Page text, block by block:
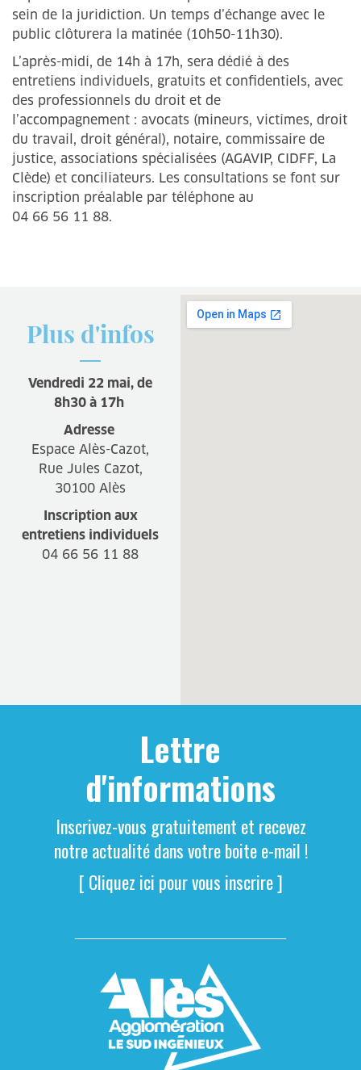
sein de la juridiction. Un temps d’échange avec le
public clôturera la matinée (10h50-11h30).
L’après-midi, de 14h à 17h, sera dédié à des
entretiens individuels, gratuits et confidentiels, avec
des professionnels du droit et de
l’accompagnement : avocats (mineurs, victimes, droit
du travail, droit général), notaire, commissaire de
justice, associations spécialisées (AGAVIP, CIDFF, La
Clède) et conciliateurs. Les consultations se font sur
inscription préalable par téléphone au
04 66 56 11 88.
Plus d'infos
Vendredi 22 mai, de
8h30 à 17h
Adresse
Espace Alès-Cazot,
Rue Jules Cazot,
30100 Alès
Inscription aux
entretiens individuels
04 66 56 11 88
Lettre
d'informations
Inscrivez-vous gratuitement et recevez
notre actualité dans votre boite e-mail !
[ Cliquez ici pour vous inscrire ]